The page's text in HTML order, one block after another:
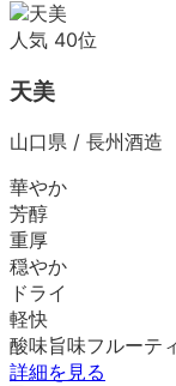
人気 40位
天美
山口県 / 長州酒造
華やか
芳醇
重厚
穏やか
ドライ
軽快
酸味旨味フルーテ
詳細を見る